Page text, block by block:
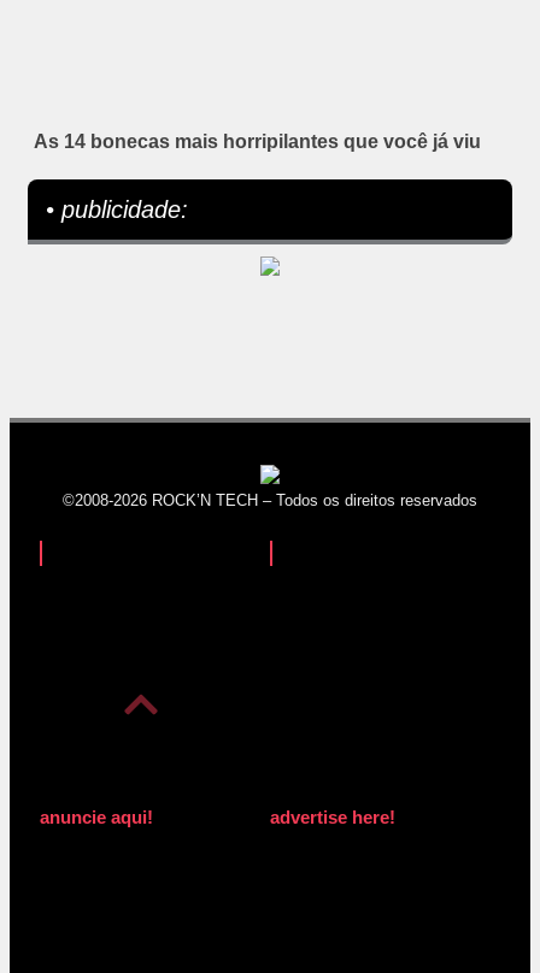
As 14 bonecas mais horripilantes que você já viu
• publicidade:
©2008-2026 ROCK’N TECH – Todos os direitos reservados
anuncie aqui! advertise here!